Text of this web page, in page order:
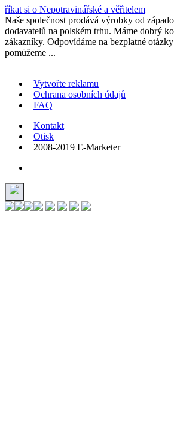
říkat si o Nepotravinářské a věřitelem
Naše společnost prodává výrobky od
dodavatelů na polském trhu. Máme dobrý
zákazníky. Odpovídáme na bezplatné
pomůžeme ...
Vytvořte reklamu
Ochrana osobních údajů
FAQ
Kontakt
Otisk
2008-2019 E-Marketer